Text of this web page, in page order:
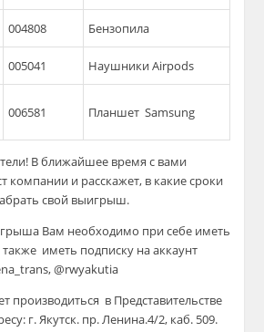
004808 Бензопила
005041 Наушники Airpods
006581 Планшет Samsung
В ближайшее время с вами
компании и расскажет, в какие сроки
свой выигрыш.
Вам необходимо при себе иметь
иметь подписку на аккаунт
@rwyakutia
производиться в Представительстве
г. Якутск. пр. Ленина.4/2, каб. 509.